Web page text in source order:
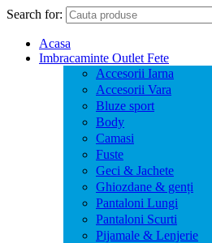
Search for:
Acasa
Imbracaminte Outlet Fete
Accesorii Iarna
Accesorii Vara
Bluze sport
Body
Camasi
Fuste
Geci & Jachete
Ghiozdane & genți
Pantaloni Lungi
Pantaloni Scurti
Pijamale & Lenjerie